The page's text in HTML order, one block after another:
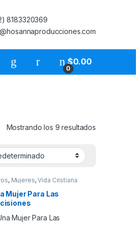
8183320369
0
$0.00
Mostrando los 9 resultados
, Mujeres,Vida Cristiana
Mujer Para Las